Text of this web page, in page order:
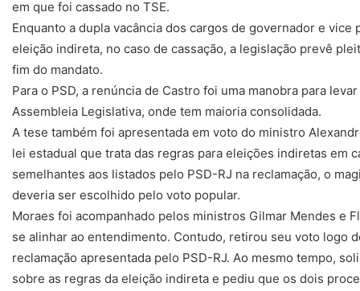
em que foi cassado no TSE.
Enquanto a dupla vacância dos cargos de governador e
eleição indireta, no caso de cassação, a legislação prevê
fim do mandato.
Para o PSD, a renúncia de Castro foi uma manobra para
Assembleia Legislativa, onde tem maioria consolidada.
A tese também foi apresentada em voto do ministro
lei estadual que trata das regras para eleições indiretas em
semelhantes aos listados pelo PSD-RJ na reclamação, o
deveria ser escolhido pelo voto popular.
Moraes foi acompanhado pelos ministros Gilmar Mendes e
se alinhar ao entendimento. Contudo, retirou seu voto logo
reclamação apresentada pelo PSD-RJ. Ao mesmo tempo,
sobre as regras da eleição indireta e pediu que os dois